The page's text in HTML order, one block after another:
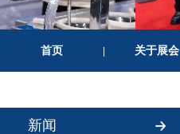
首页 | 关于展会
新闻